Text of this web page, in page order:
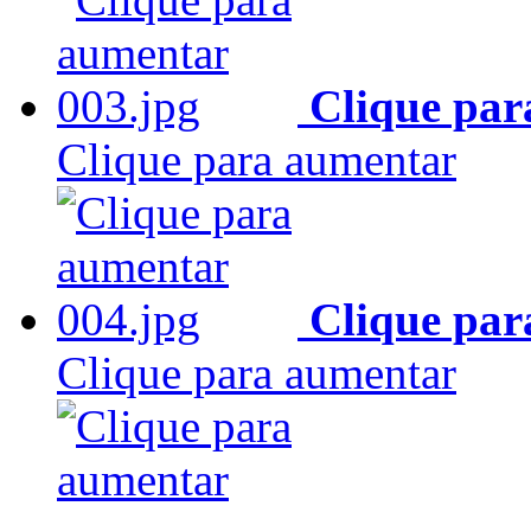
Clique
Clique para aumentar
Clique
Clique para aumentar